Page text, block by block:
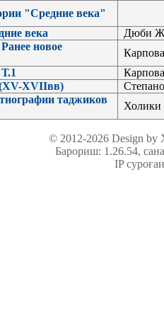
"Средние века"
века
Дюби
новое
(ХV-XVIIвв)
таджиков
Холики
© 2012-2026 Design
Барориш: 1.26.54,
IP